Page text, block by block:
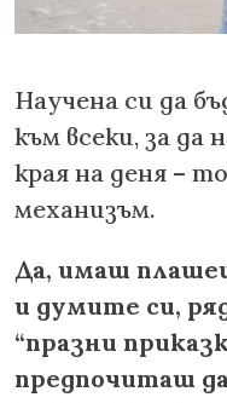
Научена си да
към всеки, за да
края на деня –
механизъм.
Да, имаш
и думите си,
“празни
предпочиташ